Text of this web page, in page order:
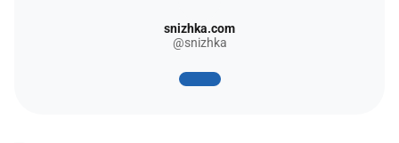
snizhka.com
@snizhka